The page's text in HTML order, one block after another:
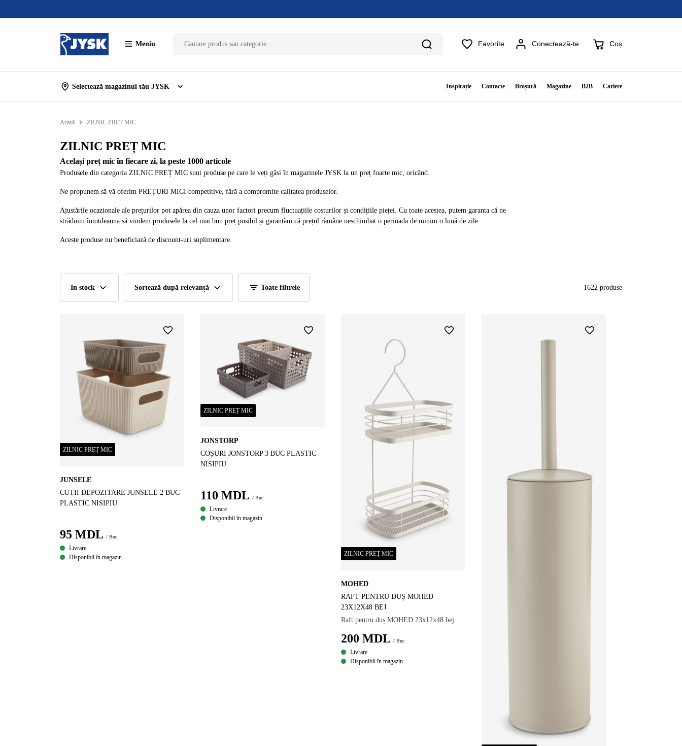
Meniu Favorite Conectează-te Coș
Selectează magazinul tău JYSK Inspirație Contacte Broșură Magazine B2B Cariere
Acasă ZILNIC PREȚ MIC
ZILNIC PREȚ MIC
Același preț mic în fiecare zi, la peste 1000 articole
Produsele din categoria ZILNIC PREȚ MIC sunt produse pe care le veți găsi în magazinele JYSK la un preț foarte mic, oricând.
Ne propunem să vă oferim PREȚURI MICI competitive, fără a compromite calitatea produselor.
Ajustările ocazionale ale prețurilor pot apărea din cauza unor factori precum fluctuațiile costurilor și condițiile pieței. Cu toate acestea, putem garanta că ne
străduim întotdeauna să vindem produsele la cel mai bun preț posibil și garantăm că prețul rămâne neschimbat o perioada de minim o lună de zile.
Aceste produse nu beneficiază de discount-uri suplimentare.
In stock Sortează după relevanță Toate filtrele 1622 produse
ZILNIC PREȚ MIC
JUNSELE
CUTII DEPOZITARE JUNSELE 2 BUC
PLASTIC NISIPIU
95 MDL / Buc
Livrare
Disponibil în magazin
ZILNIC PREȚ MIC
JONSTORP
COȘURI JONSTORP 3 BUC PLASTIC
NISIPIU
110 MDL / Buc
Livrare
Disponibil în magazin
ZILNIC PREȚ MIC
MOHED
RAFT PENTRU DUȘ MOHED
23X12X48 BEJ
Raft pentru duș MOHED 23x12x48 bej
200 MDL / Buc
Livrare
Disponibil în magazin